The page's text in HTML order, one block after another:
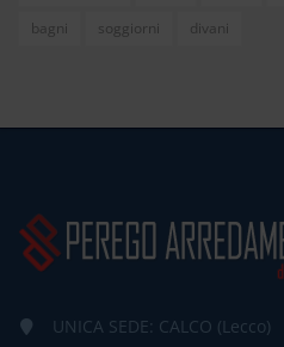
bagni
soggiorni divani
UNICA SEDE: CALCO (Lecco)